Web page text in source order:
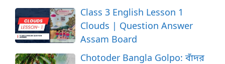
Class 3 English Lesson 1
Clouds | Question Answer
Assam Board
Chotoder Bangla Golpo: বাঁদর